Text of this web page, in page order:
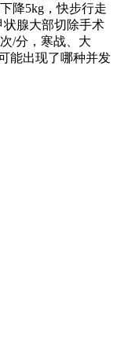
降5kg，快步行走
状腺大部切除手术
/分，寒战、大
能出现了哪种并发